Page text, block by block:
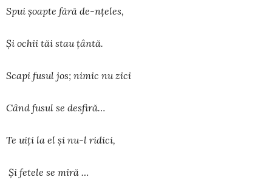
Spui şoapte fără de-nţeles,
Şi ochii tăi stau ţântă.
Scapi fusul jos; nimic nu zici
Când fusul se desfiră…
Te uiţi la el şi nu-l ridici,
Şi fetele se miră …